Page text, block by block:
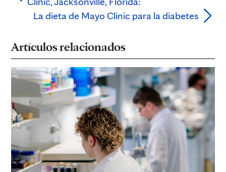
La dieta de Mayo Clinic para la diabetes
Artículos relacionados